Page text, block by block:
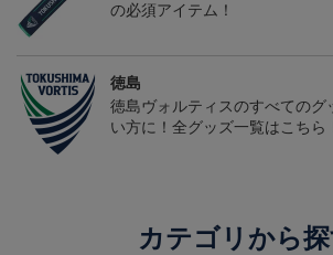
の必須アイテム！
徳島
徳島ヴォルティスのすべてのグ
い方に！全グッズ一覧はこちら
カテゴリから